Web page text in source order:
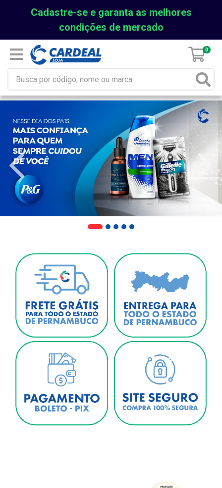
Cadastre-se e garanta as melhores
condições de mercado
0